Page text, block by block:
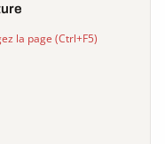
la page (Ctrl+F5)